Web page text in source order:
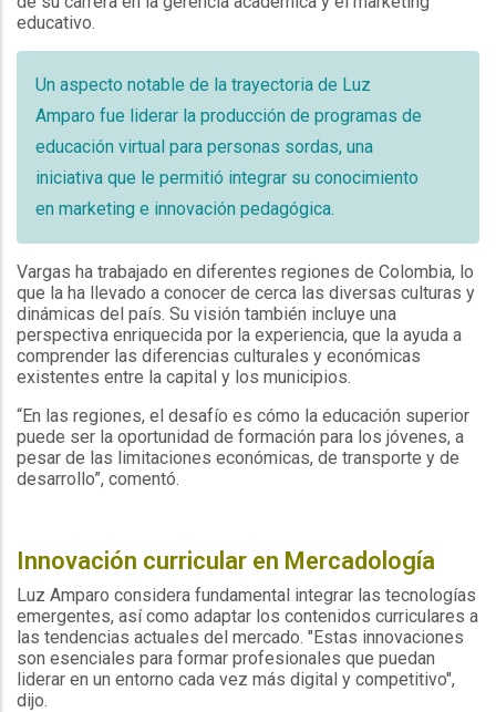
educativo.
Un aspecto notable de la trayectoria de Luz
Amparo fue liderar la producción de programas de
educación virtual para personas sordas, una
iniciativa que le permitió integrar su conocimiento
en marketing e innovación pedagógica.
Vargas ha trabajado en diferentes regiones de Colombia, lo
que la ha llevado a conocer de cerca las diversas culturas y
dinámicas del país. Su visión también incluye una
perspectiva enriquecida por la experiencia, que la ayuda a
comprender las diferencias culturales y económicas
existentes entre la capital y los municipios.
“En las regiones, el desafío es cómo la educación superior
puede ser la oportunidad de formación para los jóvenes, a
pesar de las limitaciones económicas, de transporte y de
desarrollo”, comentó.
Innovación curricular en Mercadología
Luz Amparo considera fundamental integrar las tecnologías
emergentes, así como adaptar los contenidos curriculares a
las tendencias actuales del mercado. "Estas innovaciones
son esenciales para formar profesionales que puedan
liderar en un entorno cada vez más digital y competitivo",
dijo.